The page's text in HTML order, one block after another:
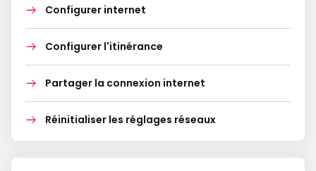
Configurer internet
Configurer l'itinérance
Partager la connexion internet
Réinitialiser les réglages réseaux